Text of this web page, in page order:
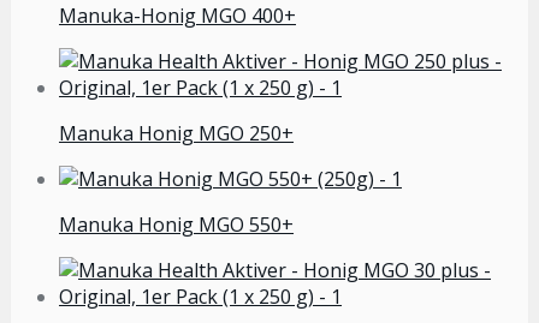
Manuka-Honig MGO 400+
Manuka Honig MGO 250+
Manuka Honig MGO 550+